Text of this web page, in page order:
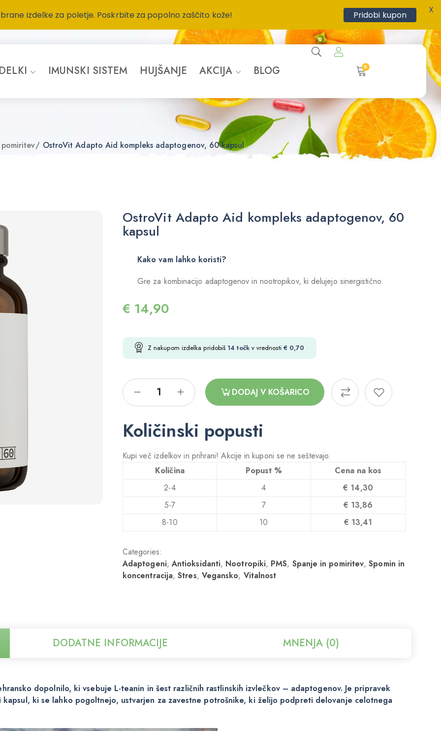
IMUNSKI SISTEM HUJŠANJE AKCIJA BLOG 0
/ OstroVit Adapto Aid kompleks adaptogenov, 60 kapsul
OstroVit Adapto Aid kompleks adaptogenov, 60
kapsul
Kako vam lahko koristi?
Gre za kombinacijo adaptogenov in nootropikov, ki delujejo sinergistično.
€ 14,90
Z nakupom izdelka pridobiš 14 točkv vrednosti € 0,70
DODAJ V KOŠARICO
Količinski popusti
Kupi več izdelkov in prihrani! Akcije in kuponi se ne seštevajo.
Količina
Popust %
Cena na kos
2-4
4 € 14,30
5-7
7 € 13,86
8-10
10 € 13,41
Categories:
Adaptogeni,Antioksidanti, Nootropiki, PMS, Spanje in pomiritev,Spomin in
koncentracija,Stres, Vegansko, Vitalnost
DODATNE INFORMACIJE MNENJA (0)
dopolnilo, ki vsebuje L-teanin in šest različnih rastlinskih izvlečkov – adaptogenov. Je pripravek
ki se lahko pogoltnejo, ustvarjen za zavestne potrošnike, ki želijo podpreti delovanje celotnega
izdelke za poletje. Poskrbite za popolno zaščito kože! Pridobi kupon X